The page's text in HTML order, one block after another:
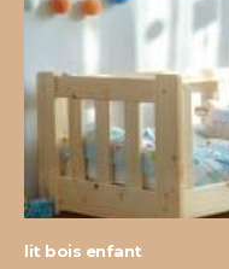
lit bois enfant